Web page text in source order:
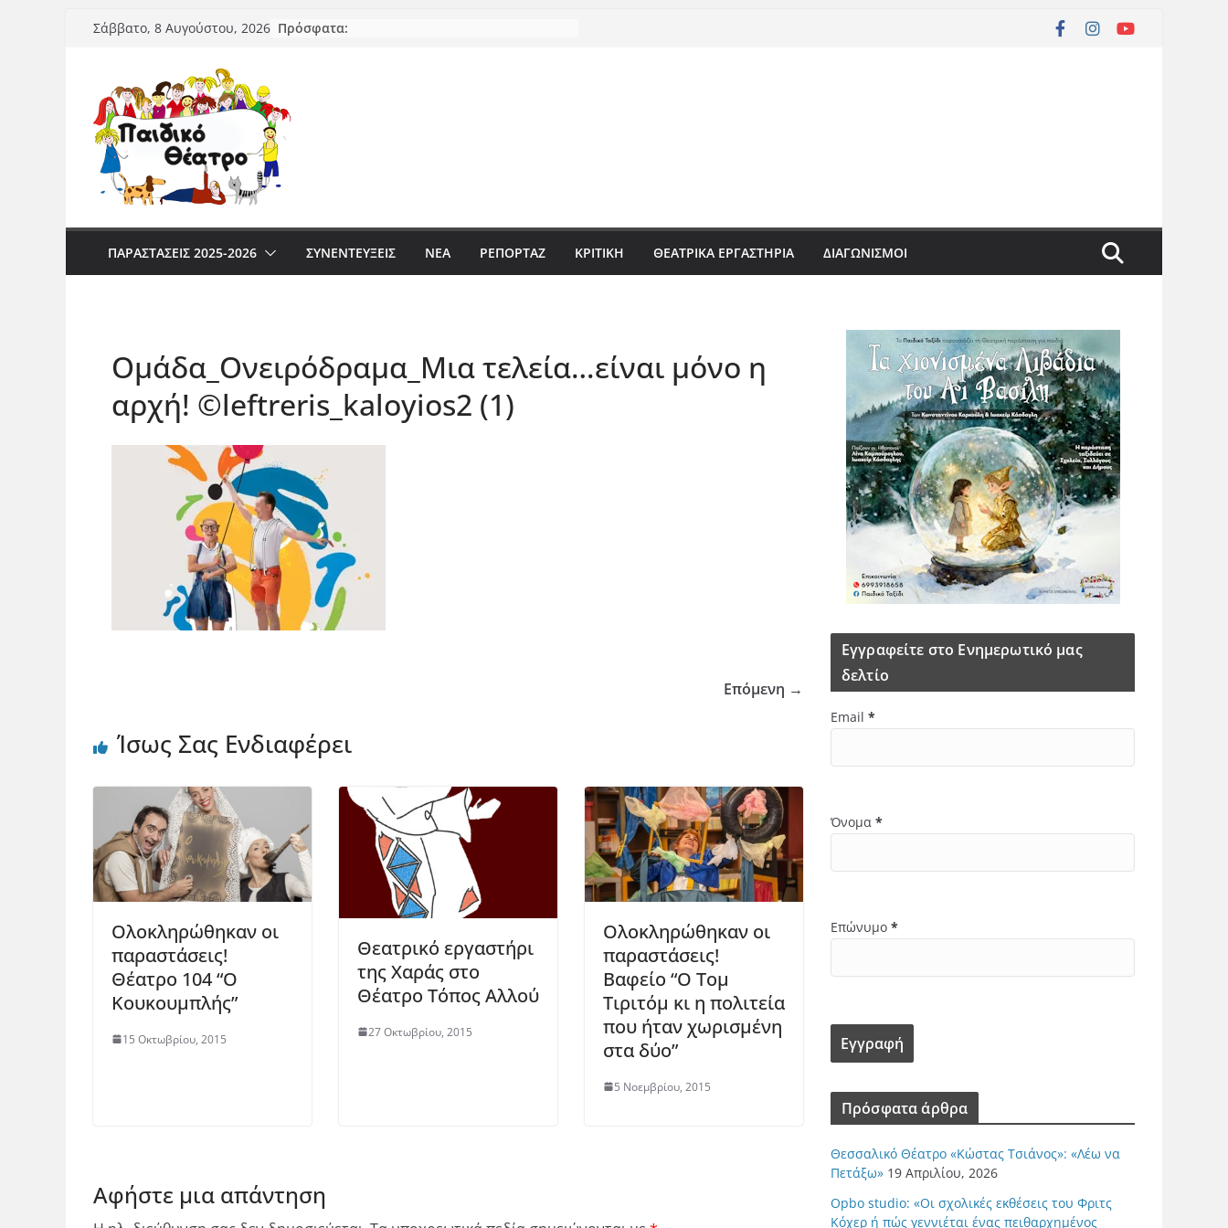
Μετάβαση
Σάββατο, 8 Αυγούστου, 2026 Πρόσφατα:
ΠΑΡΑΣΤΆΣΕΙΣ 2025-2026 ΣΥΝΕΝΤΕΥΞΕΙΣ ΝΈΑ ΡΕΠΟΡΤΆΖ ΚΡΙΤΙΚΗ ΘΕΑΤΡΙΚΑ ΕΡΓΑΣΤΗΡΙΑ ΔΙΑΓΩΝΙΣΜΟΙ
Ομάδα_Ονειρόδραμα_Μια τελεία…είναι μόνο η
αρχή! ©️leftreris_kaloyios2 (1)
Επόμενη →
Ίσως Σας Ενδιαφέρει
Ολοκληρώθηκαν οι
παραστάσεις!
Θέατρο 104 “Ο
Κουκουμπλής”
15 Οκτωβρίου, 2015
Θεατρικό εργαστήρι
της Χαράς στο
Θέατρο Τόπος Αλλού
27 Οκτωβρίου, 2015
Ολοκληρώθηκαν οι
παραστάσεις!
Βαφείο “Ο Τομ
Τιριτόμ κι η πολιτεία
που ήταν χωρισμένη
στα δύο”
5 Νοεμβρίου, 2015
Αφήστε μια απάντηση
Εγγραφείτε στο Ενημερωτικό μας
δελτίο
Email *
Όνομα *
Επώνυμο *
Πρόσφατα άρθρα
Θεσσαλικό Θέατρο «Κώστας Τσιάνος»: «Λέω να
Πετάξω» 19 Απριλίου, 2026
Opbo studio: «Οι σχολικές εκθέσεις του Φριτς
Κόχερ ή πώς γεννιέται ένας πειθαρχημένος